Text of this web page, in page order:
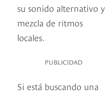
su sonido alternativo y
mezcla de ritmos
locales.
PUBLICIDAD
Si está buscando una